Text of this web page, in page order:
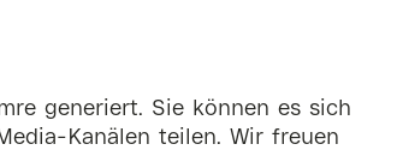
generiert. Sie können es sich
Kanälen teilen. Wir freuen